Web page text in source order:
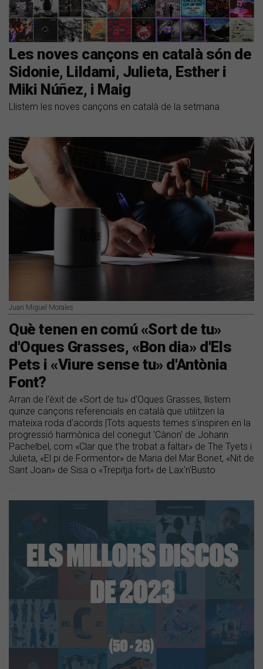
Les noves cançons en català són de
Sidonie, Lildami, Julieta, Esther i
Miki Núñez, i Maig
Llistem les noves cançons en català de la setmana
Juan Miguel Morales
Què tenen en comú «Sort de tu»
d'Oques Grasses, «Bon dia» d'Els
Pets i «Viure sense tu» d'Antònia
Font?
Arran de l'èxit de «Sort de tu» d'Oques Grasses, llistem
quinze cançons referencials en català que utilitzen la
mateixa roda d'acords |Tots aquests temes s'inspiren en la
progressió harmònica del conegut 'Cànon' de Johann
Pachelbel, com «Clar que t'he trobat a faltar» de The Tyets i
Julieta, «El pi de Formentor» de Maria del Mar Bonet, «Nit de
Sant Joan» de Sisa o «Trepitja fort» de Lax'n'Busto